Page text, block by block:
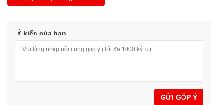
Ý kiến của bạn
GỬI GÓP Ý